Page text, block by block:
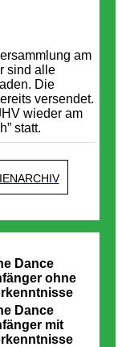
am
sind alle
Die
versendet.
wieder am
statt.
Dance
ohne
Dance
mit